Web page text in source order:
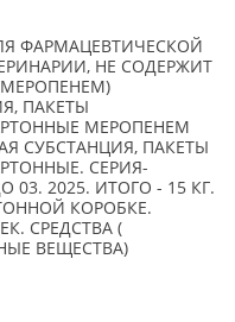
ФАРМАЦЕВТИЧЕСКОЙ
НЕ СОДЕРЖИТ
ПАКЕТЫ
МЕРОПЕНЕМ
СУБСТАНЦИЯ, ПАКЕТЫ
СЕРИЯ-
03. 2025. ИТОГО - 15 КГ.
КОРОБКЕ.
СРЕДСТВА (
ВЕЩЕСТВА)